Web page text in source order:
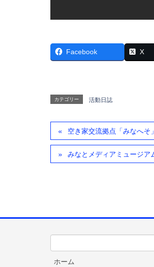
Facebook X
カテゴリー 活動日誌
空き家交流拠点「みなへそ
みなとメディアミュージ
ホーム